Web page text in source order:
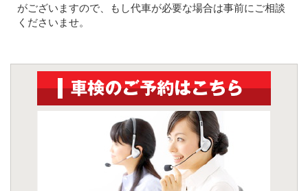
がございますので、もし代車が必要な場合は事前にご相談
くださいませ。